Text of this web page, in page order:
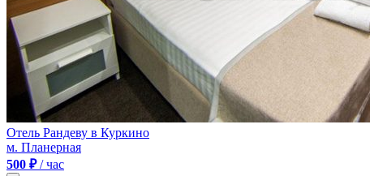
Отель Рандеву в Куркино
м. Планерная
500 ₽/ час